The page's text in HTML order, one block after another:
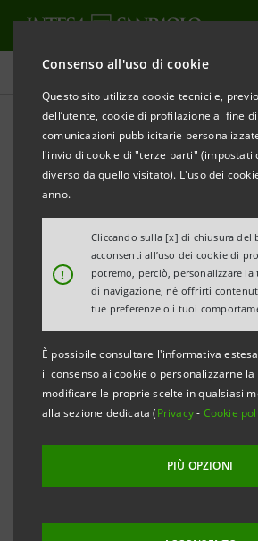
Consenso all'uso di cookie
Questo sito utilizza cookie tecnici e,
dell’utente, cookie di profilazione al fine
comunicazioni pubblicitarie
l'invio di cookie di "terze parti" (impostati
diverso da quello visitato). L'uso dei
anno.
!
Cliccando sulla [x] di chiusura del
acconsenti all’uso dei cookie di
potremo, perciò, personalizzare la
di navigazione, né offrirti
tue preferenze o i tuoi
È possibile consultare l'informativa
il consenso ai cookie o personalizzarne
modificare le proprie scelte in qualsiasi
alla sezione dedicata (Privacy- Cookie
PIÙ OPZIONI
Comunicati stampa
STAMPA AGGIORNA
NOTA STAMPA
INTESA SANPAOLO AFFIDALA
NUOVE GALLERIE D’ITALIA AI
TORINO E A GIUSEPPE
Torino/Milano, 26 aprile 2022–
assegnato la gestione degli spazi
Gallerie d’Italia a Torino e Napoli.
Torino, in piazza San Carlo,
nella nuova sede di Napoli in via
Giuseppe Iannotti. L’apertura
ristorazione, a completamento